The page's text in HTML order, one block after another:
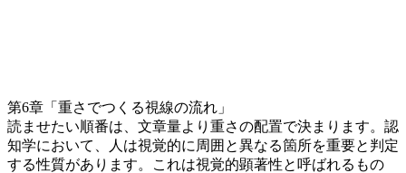
第6章「重さでつくる視線の流れ」
読ませたい順番は、文章量より重さの配置で決まります。認
知学において、人は視覚的に周囲と異なる箇所を重要と判定
する性質があります。これは視覚的顕著性と呼ばれるもの